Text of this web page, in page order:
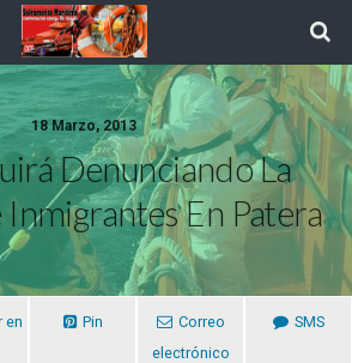
18 Marzo, 2013
Denunciando La
En Patera
en
Pin
Correo
electrónico
SMS